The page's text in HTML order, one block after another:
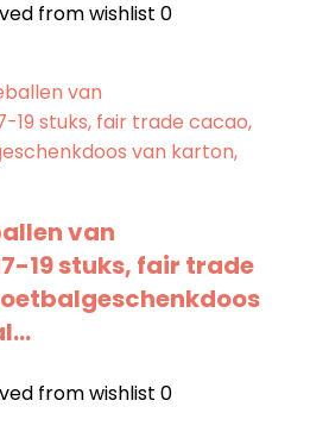
from wishlist 0
van
19 stuks, fair trade
from wishlist 0